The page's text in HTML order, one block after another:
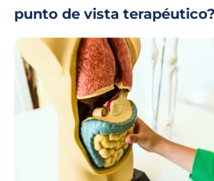
punto de vista terapéutico?